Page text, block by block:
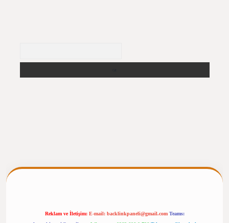
Reklam ve İletişim: E-mail: backlinkpaneli@gmail.com Teams: